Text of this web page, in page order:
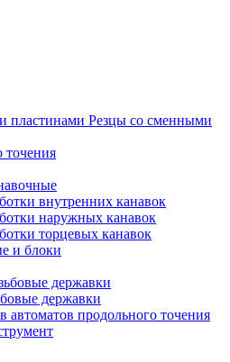
Резцы со сменными
точения
внутренних канавок
наружных канавок
торцевых канавок
и блоки
державки
державки
автоматов продольного точения